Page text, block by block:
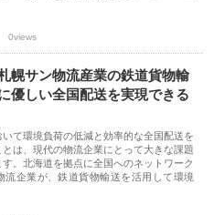
0views
幌サン物流産業の鉄道貨物輸
優しい全国配送を実現できる
て環境負荷の低減と効率的な全国配送を
とは、現代の物流企業にとって大きな課題
す。北海道を拠点に全国へのネットワーク
流企業が、鉄道貨物輸送を活用して環境